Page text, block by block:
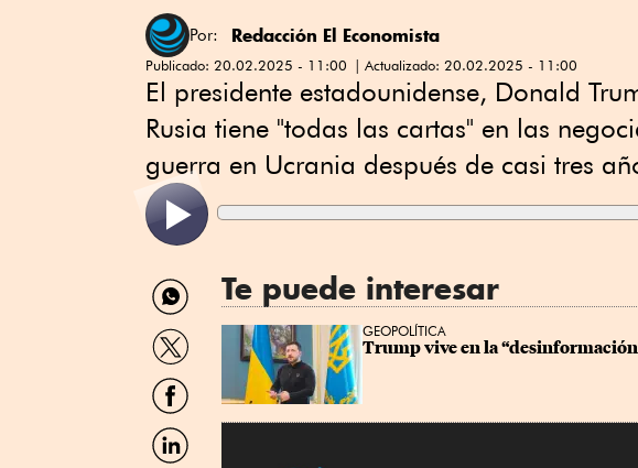
Por: Redacción El Economista
Publicado: 20.02.2025 - 11:00 Actualizado: 20.02.2025 - 11:00
El presidente estadounidense, Donald
Rusia tiene "todas las cartas" en las
guerra en Ucrania después de casi tres
Compartir
por
WhatsApp
Compartir
por
Twitter
Compartir
por
Facebook
Compartir
por
Te puede interesar
GEOPOLÍTICA
Trump vive en la